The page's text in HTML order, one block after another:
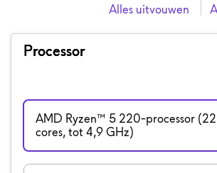
Alles uitvouwen
Processor
AMD Ryzen™ 5 220-processor
cores, tot 4,9 GHz)